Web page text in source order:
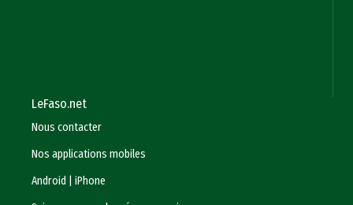
LeFaso.net
Nous contacter
Nos applications mobiles
Android
|iPhone